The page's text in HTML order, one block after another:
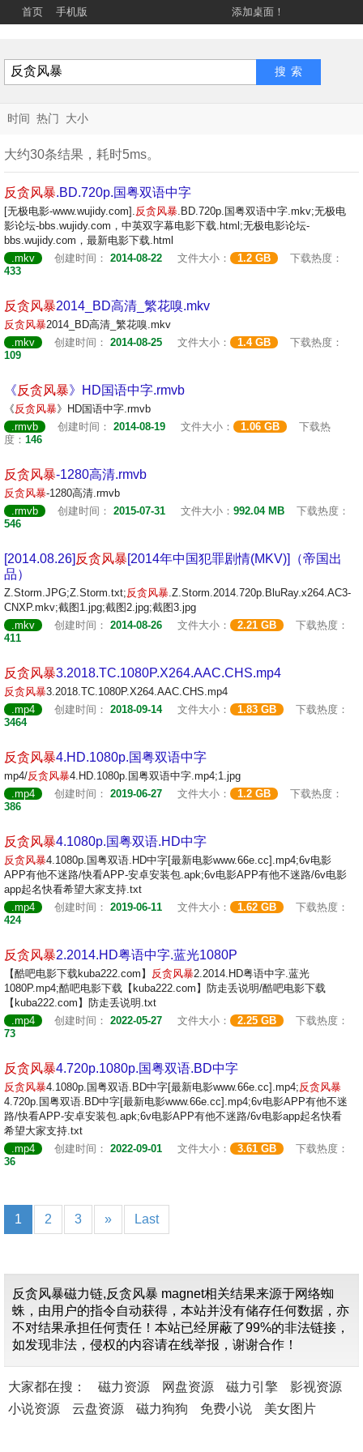
首页 手机版 添加桌面！
时间 热门 大小
大约30条结果，耗时5ms。
反贪风暴.BD.720p.国粤双语中字
[无极电影-www.wujidy.com].反贪风暴.BD.720p.国粤双语中字.mkv;无极电
影论坛-bbs.wujidy.com，中英双字幕电影下载.html;无极电影论坛-
bbs.wujidy.com，最新电影下载.html
.mkv
创建时间： 2014-08-22 文件大小： 1.2 GB
下载热度：
433
反贪风暴2014_BD高清_繁花嗅.mkv
反贪风暴2014_BD高清_繁花嗅.mkv
.mkv
创建时间： 2014-08-25 文件大小： 1.4 GB
下载热度：
109
《反贪风暴》HD国语中字.rmvb
《反贪风暴》HD国语中字.rmvb
.rmvb
创建时间： 2014-08-19 文件大小： 1.06 GB
下载热
度： 146
反贪风暴-1280高清.rmvb
反贪风暴-1280高清.rmvb
.rmvb
创建时间： 2015-07-31 文件大小： 992.04 MB
下载热度：
546
[2014.08.26] 反贪风暴[2014年中国犯罪剧情(MKV)]（帝国出
品）
Z.Storm.JPG;Z.Storm.txt;反贪风暴.Z.Storm.2014.720p.BluRay.x264.AC3-
CNXP.mkv;截图1.jpg;截图2.jpg;截图3.jpg
.mkv
创建时间： 2014-08-26 文件大小： 2.21 GB
下载热度：
411
反贪风暴3.2018.TC.1080P.X264.AAC.CHS.mp4
反贪风暴3.2018.TC.1080P.X264.AAC.CHS.mp4
.mp4
创建时间： 2018-09-14 文件大小： 1.83 GB
下载热度：
3464
反贪风暴4.HD.1080p.国粤双语中字
mp4/反贪风暴4.HD.1080p.国粤双语中字.mp4;1.jpg
.mp4
创建时间： 2019-06-27 文件大小： 1.2 GB
下载热度：
386
反贪风暴4.1080p.国粤双语.HD中字
反贪风暴4.1080p.国粤双语.HD中字[最新电影www.66e.cc].mp4;6v电影
APP有他不迷路/快看APP-安卓安装包.apk;6v电影APP有他不迷路/6v电影
app起名快看希望大家支持.txt
.mp4
创建时间： 2019-06-11 文件大小： 1.62 GB
下载热度：
424
反贪风暴2.2014.HD粤语中字.蓝光1080P
【酷吧电影下载kuba222.com】 反贪风暴2.2014.HD粤语中字.蓝光
1080P.mp4;酷吧电影下载【kuba222.com】防走丢说明/酷吧电影下载
【kuba222.com】防走丢说明.txt
.mp4
创建时间： 2022-05-27 文件大小： 2.25 GB
下载热度：
73
反贪风暴4.720p.1080p.国粤双语.BD中字
反贪风暴4.1080p.国粤双语.BD中字[最新电影www.66e.cc].mp4;反贪风暴
4.720p.国粤双语.BD中字[最新电影www.66e.cc].mp4;6v电影APP有他不迷
路/快看APP-安卓安装包.apk;6v电影APP有他不迷路/6v电影app起名快看
希望大家支持.txt
.mp4
创建时间： 2022-09-01 文件大小： 3.61 GB
下载热度：
36
1 2 3 » Last
反贪风暴磁力链,反贪风暴 magnet相关结果来源于网络蜘
蛛，由用户的指令自动获得，本站并没有储存任何数据，亦
不对结果承担任何责任！本站已经屏蔽了99%的非法链接，
如发现非法，侵权的内容请在线举报，谢谢合作！
大家都在搜： 磁力资源 网盘资源 磁力引擎
影视资源
小说资源
云盘资源 磁力狗狗 免费小说 美女图片